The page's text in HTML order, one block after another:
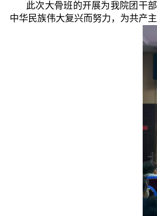
此次大骨班的开展为我院团干
中华民族伟大复兴而努力，为共产